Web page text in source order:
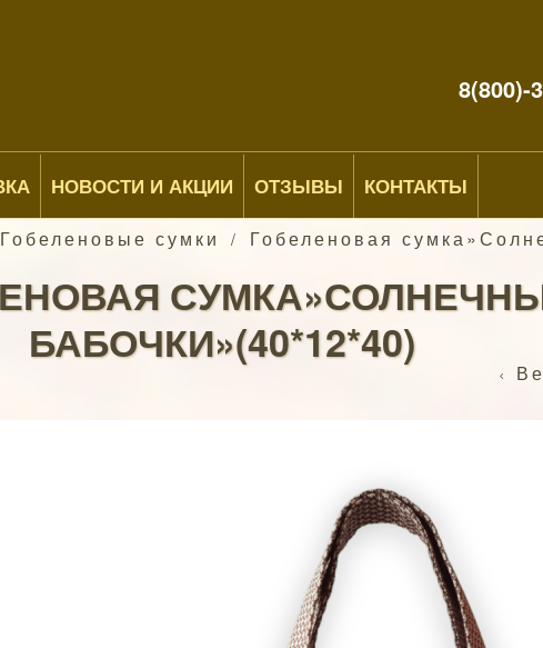
8(800)-
НОВОСТИ И АКЦИИ ОТЗЫВЫ КОНТАКТЫ
Гобеленовые сумки / Гобеленовая
БАБОЧКИ»(40*12*40)